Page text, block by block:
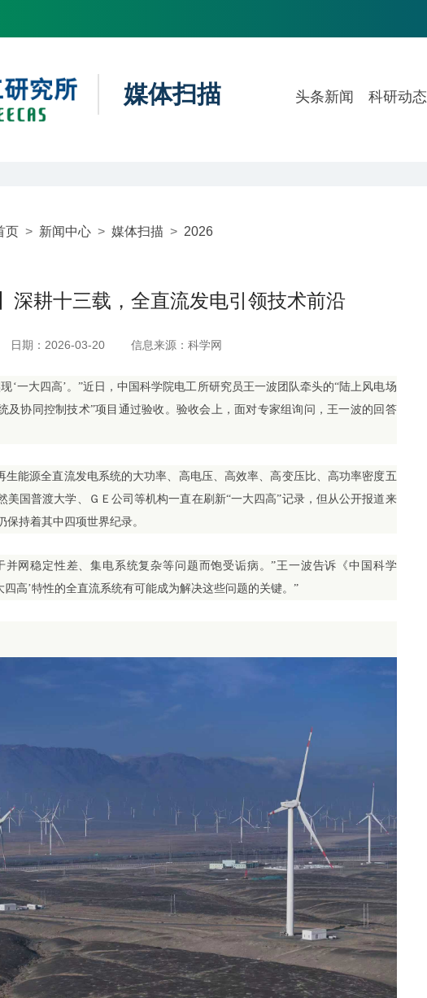
媒体扫描 头条新闻 科研动态
页 > 新闻中心 > 媒体扫描 > 2026
深耕十三载，全直流发电引领技术前沿
日期：2026-03-20 信息来源：科学网
‘一大四高’。”近日，中国科学院电工所研究员王一波团队牵头的“陆上风电场
及协同控制技术”项目通过验收。验收会上，面对专家组询问，王一波的回答
生能源全直流发电系统的大功率、高电压、高效率、高变压比、高功率密度五
美国普渡大学、ＧＥ公司等机构一直在刷新“一大四高”记录，但从公开报道来
保持着其中四项世界纪录。
并网稳定性差、集电系统复杂等问题而饱受诟病。”王一波告诉《中国科学
四高’特性的全直流系统有可能成为解决这些问题的关键。”